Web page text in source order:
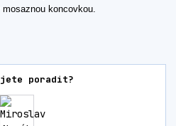
koncovkou.
poradit?